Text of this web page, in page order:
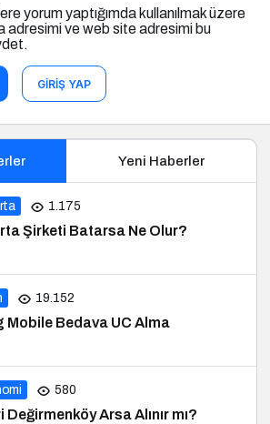
adresimi ve web site adresimi bu
GIRIŞ YAP
Yeni Haberler
1.175
Şirketi Batarsa Ne Olur?
19.152
Mobile Bedava UC Alma
580
Değirmenköy Arsa Alınır mı?